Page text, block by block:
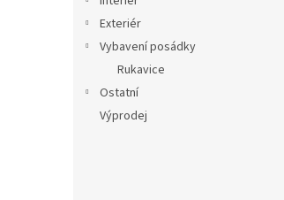
Exteriér
Vybavení posádky
Rukavice
Ostatní
Výprodej